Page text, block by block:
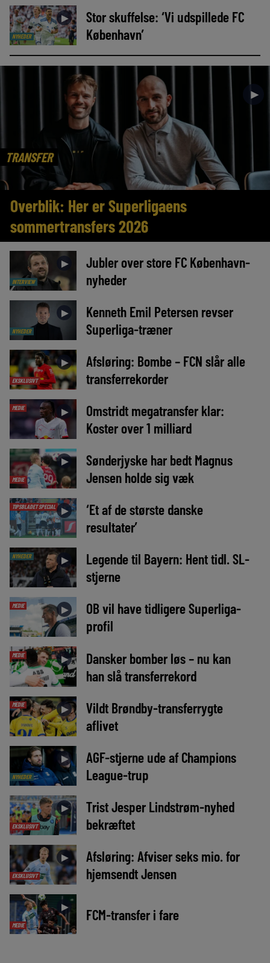
NYHEDER
►
Stor skuffelse: ‘Vi udspillede FC
København’
TRANSFER
►
Overblik: Her er Superligaens
sommertransfers 2026
INTERVIEW
►
Jubler over store FC København-
nyheder
NYHEDER
►
Kenneth Emil Petersen revser
Superliga-træner
EKSKLUSIVT
►
Afsløring: Bombe – FCN slår alle
transferrekorder
MEDIE ►
Omstridt megatransfer klar:
Koster over 1 milliard
MEDIE
►
Sønderjyske har bedt Magnus
Jensen holde sig væk
TIPSBLADET SPECIAL ►
‘Et af de største danske
resultater’
NYHEDER ►
Legende til Bayern: Hent tidl. SL-
stjerne
MEDIE ►
OB vil have tidligere Superliga-
profil
MEDIE ►
Dansker bomber løs – nu kan
han slå transferrekord
MEDIE ►
Vildt Brøndby-transferrygte
aflivet
NYHEDER
►
AGF-stjerne ude af Champions
League-trup
EKSKLUSIVT
►
Trist Jesper Lindstrøm-nyhed
bekræftet
EKSKLUSIVT
►
Afsløring: Afviser seks mio. for
hjemsendt Jensen
MEDIE
► FCM-transfer i fare